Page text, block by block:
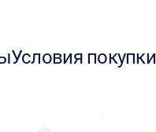
Условия покупки